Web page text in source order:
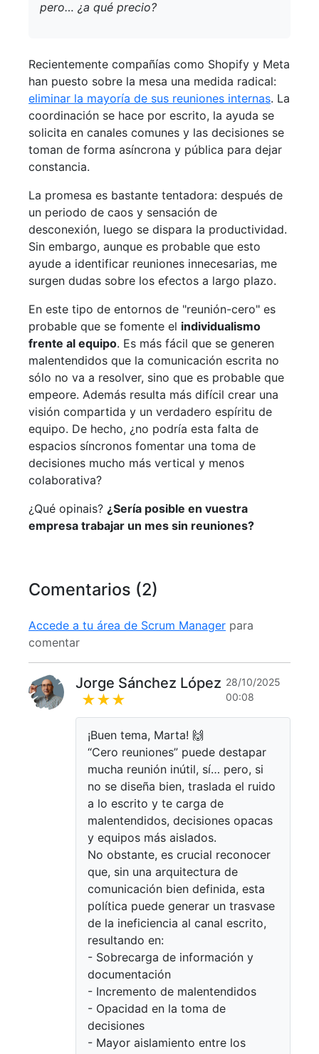
pero… ¿a qué precio?
Recientemente compañías como Shopify y Meta
han puesto sobre la mesa una medida radical:
eliminar la mayoría de sus reuniones internas. La
coordinación se hace por escrito, la ayuda se
solicita en canales comunes y las decisiones se
toman de forma asíncrona y pública para dejar
constancia.
La promesa es bastante tentadora: después de
un periodo de caos y sensación de
desconexión, luego se dispara la productividad.
Sin embargo, aunque es probable que esto
ayude a identificar reuniones innecesarias, me
surgen dudas sobre los efectos a largo plazo.
En este tipo de entornos de "reunión-cero" es
probable que se fomente el individualismo
frente al equipo. Es más fácil que se generen
malentendidos que la comunicación escrita no
sólo no va a resolver, sino que es probable que
empeore. Además resulta más difícil crear una
visión compartida y un verdadero espíritu de
equipo. De hecho, ¿no podría esta falta de
espacios síncronos fomentar una toma de
decisiones mucho más vertical y menos
colaborativa?
¿Qué opinais? ¿Sería posible en vuestra
empresa trabajar un mes sin reuniones?
Comentarios (2)
Accede a tu área de Scrum Manager para
comentar
Jorge Sánchez López
★★★
28/10/2025
00:08
¡Buen tema, Marta! 🙌
“Cero reuniones” puede destapar
mucha reunión inútil, sí… pero, si
no se diseña bien, traslada el ruido
a lo escrito y te carga de
malentendidos, decisiones opacas
y equipos más aislados.
No obstante, es crucial reconocer
que, sin una arquitectura de
comunicación bien definida, esta
política puede generar un trasvase
de la ineficiencia al canal escrito,
resultando en:
- Sobrecarga de información y
documentación
- Incremento de malentendidos
- Opacidad en la toma de
decisiones
- Mayor aislamiento entre los